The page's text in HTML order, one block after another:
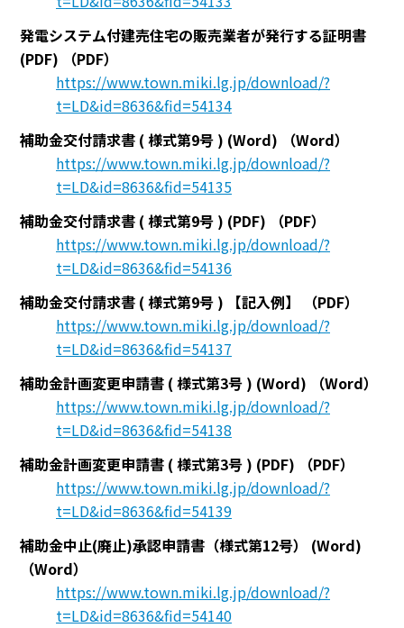
発電システム付建売住宅の販売業者が発行する証明書
(PDF)
（PDF）
https://www.town.miki.lg.jp/download/?
t=LD&id=8636&fid=54134
補助金交付請求書 ( 様式第9号 ) (Word)
（Word）
https://www.town.miki.lg.jp/download/?
t=LD&id=8636&fid=54135
補助金交付請求書 ( 様式第9号 ) (PDF)
（PDF）
https://www.town.miki.lg.jp/download/?
t=LD&id=8636&fid=54136
補助金交付請求書 ( 様式第9号 ) 【記入例】
（PDF）
https://www.town.miki.lg.jp/download/?
t=LD&id=8636&fid=54137
補助金計画変更申請書 ( 様式第3号 ) (Word)
（Word）
https://www.town.miki.lg.jp/download/?
t=LD&id=8636&fid=54138
補助金計画変更申請書 ( 様式第3号 ) (PDF)
（PDF）
https://www.town.miki.lg.jp/download/?
t=LD&id=8636&fid=54139
補助金中止(廃止)承認申請書（様式第12号） (Word)
（Word）
https://www.town.miki.lg.jp/download/?
t=LD&id=8636&fid=54140